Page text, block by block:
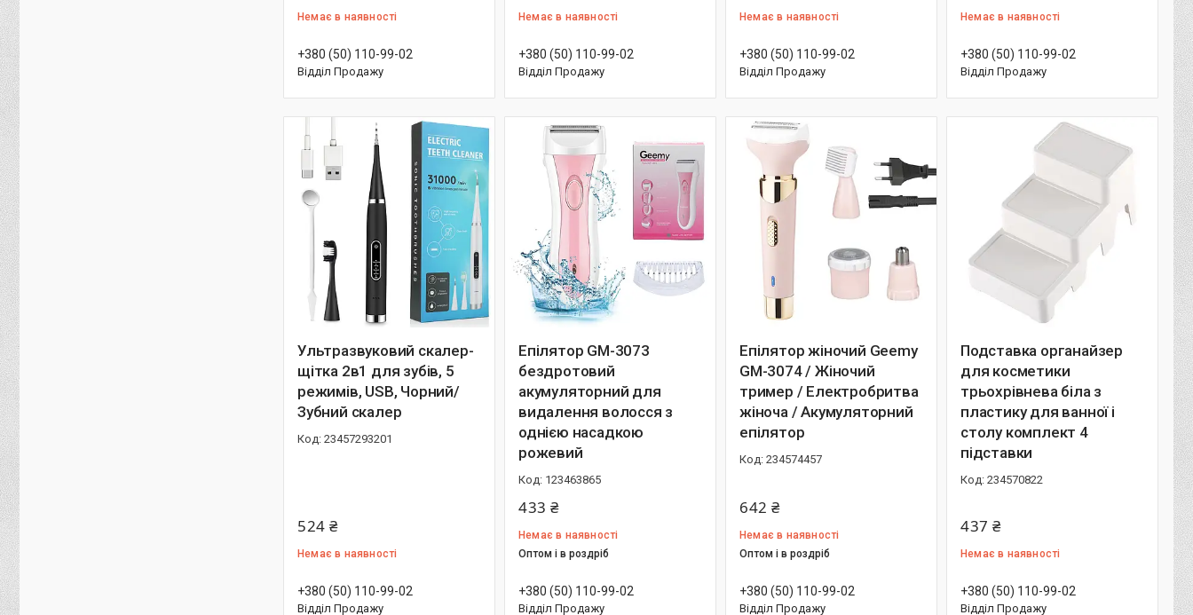
Немає в наявності
+380 (50) 110-99-02
Відділ Продажу
Немає в наявності
+380 (50) 110-99-02
Відділ Продажу
Немає в наявності
+380 (50) 110-99-02
Відділ Продажу
Немає в наявності
+380 (50) 110-99-02
Відділ Продажу
Ультразвуковий скалер-
щітка 2в1 для зубів, 5
режимів, USB, Чорний/
Зубний скалер
23457293201
524 ₴
Немає в наявності
+380 (50) 110-99-02
Відділ Продажу
Епілятор GM-3073
бездротовий
акумуляторний для
видалення волосся з
однією насадкою
рожевий
123463865
433 ₴
Немає в наявності
Оптом і в роздріб
+380 (50) 110-99-02
Відділ Продажу
Епілятор жіночий Geemy
GM-3074 / Жіночий
тример / Електробритва
жіноча / Акумуляторний
епілятор
234574457
642 ₴
Немає в наявності
Оптом і в роздріб
+380 (50) 110-99-02
Відділ Продажу
Подставка органайзер
для косметики
трьохрівнева біла з
пластику для ванної і
столу комплект 4
підставки
234570822
437 ₴
Немає в наявності
+380 (50) 110-99-02
Відділ Продажу